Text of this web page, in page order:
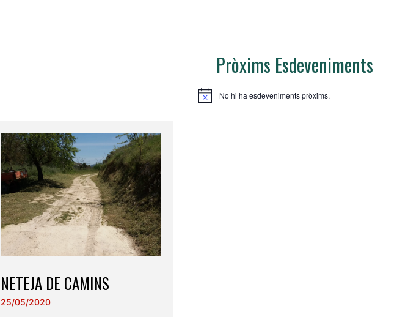
NETEJA DE CAMINS
25/05/2020
Pròxims Esdeveniments
No hi ha esdeveniments pròxims.